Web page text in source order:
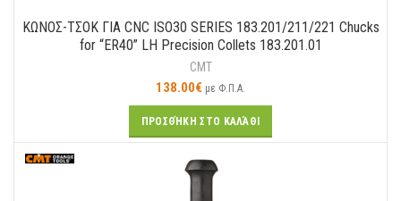
ΚΩΝΟΣ-ΤΣΟΚ ΓΙΑ CNC ISO30 SERIES 183.201/211/221 Chucks
for “ER40” LH Precision Collets 183.201.01
CMT
138.00€ με Φ.Π.Α.
ΠΡΟΣΘΉΚΗ ΣΤΟ ΚΑΛΆΘΙ